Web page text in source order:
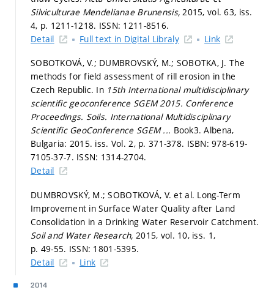
Silviculturae Mendelianae Brunensis, 2015, vol. 63, iss.
4, p. 1211-1218. ISSN: 1211-8516.
Detail
Full text in Digital Libraly Link
SOBOTKOVÁ, V.; DUMBROVSKÝ, M.; SOBOTKA, J. The
methods for field assessment of rill erosion in the
Czech Republic. In 15th International multidisciplinary
scientific geoconference SGEM 2015. Conference
Proceedings. Soils. International Multidisciplinary
Scientific GeoConference SGEM ... Book3. Albena,
Bulgaria: 2015. iss. Vol. 2, p. 371-378. ISBN: 978-619-
7105-37-7. ISSN: 1314-2704.
Detail
DUMBROVSKÝ, M.; SOBOTKOVÁ, V. et al. Long-Term
Improvement in Surface Water Quality after Land
Consolidation in a Drinking Water Reservoir Catchment.
Soil and Water Research, 2015, vol. 10, iss. 1,
p. 49-55. ISSN: 1801-5395.
Detail
Link
2014